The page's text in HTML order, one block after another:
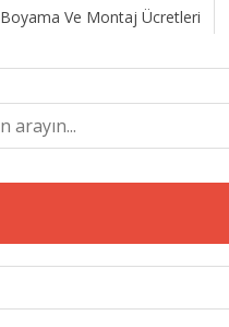
Boyama Ve Montaj Ücretleri